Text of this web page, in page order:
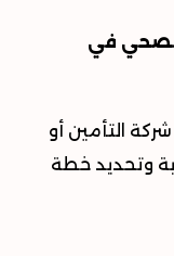
في
التأمين أو
وتحديد خطة